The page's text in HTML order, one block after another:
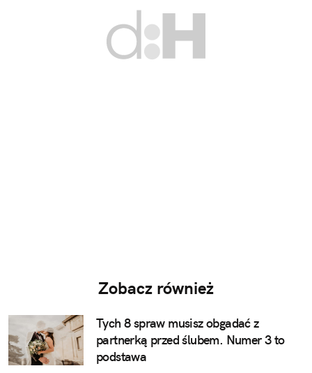
Zobacz również
Tych 8 spraw musisz obgadać z
partnerką przed ślubem. Numer 3 to
podstawa